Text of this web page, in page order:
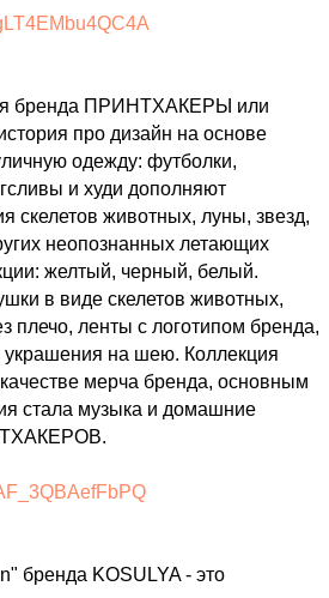
бренда ПРИНТХАКЕРЫ или
про дизайн на основе
одежду: футболки,
и худи дополняют
скелетов животных, луны, звезд,
неопознанных летающих
желтый, черный, белый.
в виде скелетов животных,
ленты с логотипом бренда,
украшения на шею. Коллекция
мерча бренда, основным
стала музыка и домашние
бренда KOSULYA - это